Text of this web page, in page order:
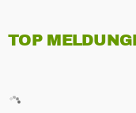
TOP